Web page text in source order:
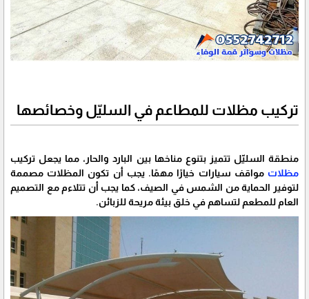
تركيب مظلات للمطاعم في السليّل وخصائصها
منطقة السليّل تتميز بتنوع مناخها بين البارد والحار، مما يجعل تركيب
مظلاتمواقف سيارات خيارًا مهمًا. يجب أن تكون المظلات مصممة
لتوفير الحماية من الشمس في الصيف، كما يجب أن تتلاءم مع التصميم
العام للمطعم لتساهم في خلق بيئة مريحة للزبائن.